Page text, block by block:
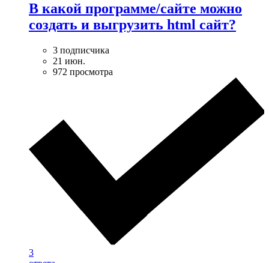
В какой программе/сайте можно
создать и выгрузить html сайт?
3 подписчика
21 июн.
972 просмотра
3